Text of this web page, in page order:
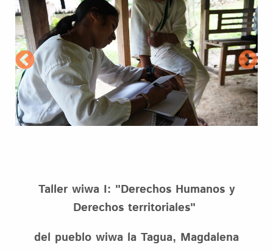
Taller wiwa I: "Derechos Humanos y
Derechos territoriales"
del pueblo wiwa la Tagua, Magdalena